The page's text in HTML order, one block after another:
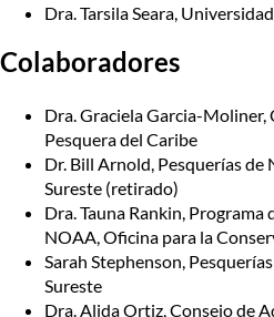
Dra. Tarsila Seara,
Colaboradores
Dra. Graciela Garcia-
Pesquera del Caribe
Dr. Bill Arnold, Pesquerías de
Sureste (retirado)
Dra. Tauna Rankin,
NOAA, Oficina para la
Sarah Stephenson,
Sureste
Dra. Alida Ortiz, Consejo de